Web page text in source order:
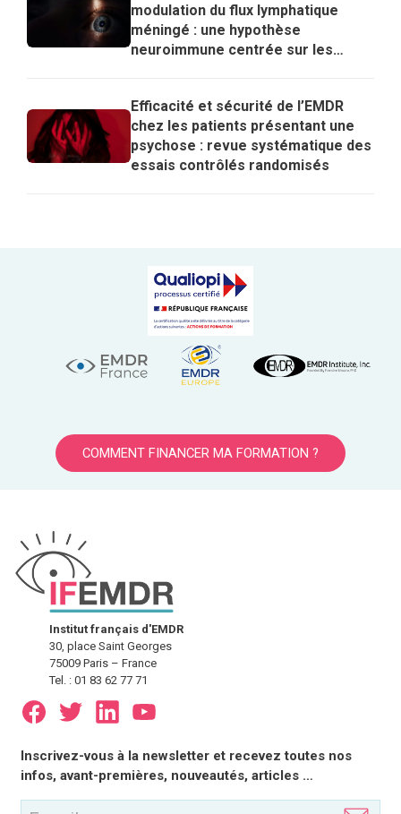
modulation du flux lymphatique
méningé : une hypothèse
neuroimmune centrée sur les
Efficacité et sécurité de l’EMDR
chez les patients présentant une
psychose : revue systématique des
essais contrôlés randomisés
COMMENT FINANCER MA FORMATION ?
Institut français d'EMDR
30, place Saint Georges
75009 Paris – France
Tel. : 01 83 62 77 71
E-
mail
(Nécessaire)
Inscrivez-vous à la newsletter et recevez toutes nos
infos, avant-premières, nouveautés, articles …